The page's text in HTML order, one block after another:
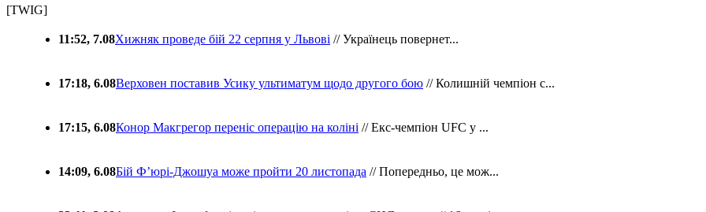
[TWIG]
11:52, 7.08Хижняк проведе бій 22 серпня у Львові // Українець повернет...
17:18, 6.08Верховен поставив Усику ультиматум щодо другого бою // Колишній чемпіон с...
17:15, 6.08Конор Макгрегор переніс операцію на коліні // Екс-чемпіон UFC у ...
14:09, 6.08Бій Ф’юрі-Джошуа може пройти 20 листопада // Попередньо, це мож...